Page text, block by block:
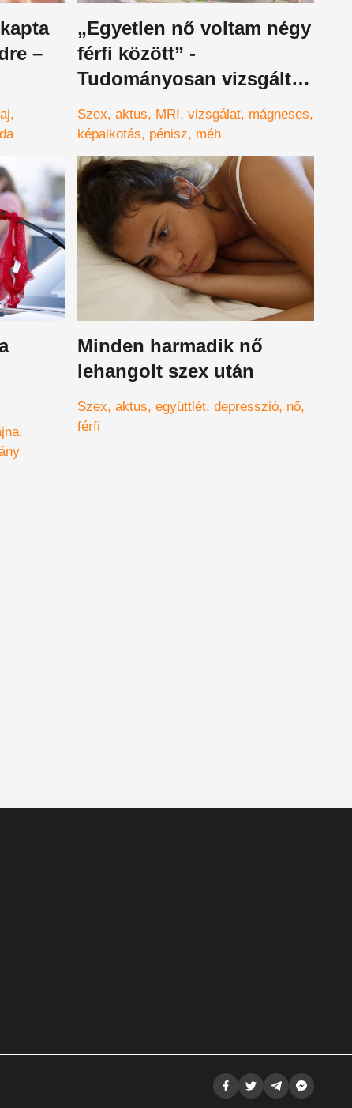
–
„Egyetlen nő voltam négy
férfi között” -
Tudományosan vizsgálták
a szexet egy MRI-gépben
– videó
Szex aktus MRI vizsgálat mágneses
képalkotás
pénisz méh
Minden harmadik nő
lehangolt szex után
Szex aktus együttlét depresszió nő
férfi